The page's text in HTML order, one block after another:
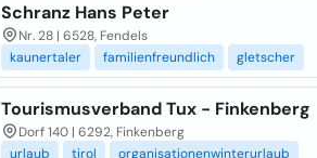
Schranz Hans Peter
Nr. 28 | 6528, Fendels
kaunertaler
familienfreundlich gletscher
Tourismusverband Tux - Finkenberg
Dorf 140 | 6292, Finkenberg
urlaub
tirol organisationenwinterurlaub